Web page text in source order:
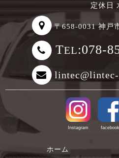
定休日
〒658-0031 神戸
TEL:078-
Instagram facebook
ホーム